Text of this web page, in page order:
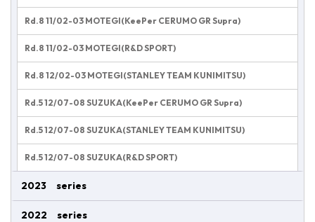
Rd.8 11/02-03 MOTEGI(KeePer CERUMO GR Supra)
Rd.8 11/02-03 MOTEGI(R&D SPORT)
Rd.8 12/02-03 MOTEGI(STANLEY TEAM KUNIMITSU)
Rd.5 12/07-08 SUZUKA(KeePer CERUMO GR Supra)
Rd.5 12/07-08 SUZUKA(STANLEY TEAM KUNIMITSU)
Rd.5 12/07-08 SUZUKA(R&D SPORT)
2023 series
2022 series